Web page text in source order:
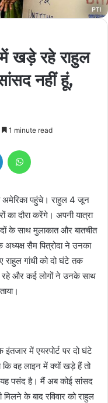
खड़े रहे राहुल
नहीं हूं,
1 minute read
LinkedIn
अमेरिका पहुंचे। राहुल 4 जून
का दौरा करेंगे। अपनी यात्रा
के साथ मुलाकात और बातचीत
सैम पित्रोदा ने उनका
राहुल गांधी को दो घंटे तक
रहे और कई लोगों ने उनके साथ
में एयरपोर्ट पर दो घंटे
वह लाइन में क्यों खड़े हैं तो
पसंद है। मैं अब कोई सांसद
के बाद रविवार को राहुल